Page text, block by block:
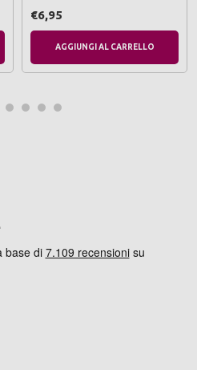
soggetti a caduta, deboli e
fragili 400 ml
€6,95
AGGIUNGI AL CARRELLO